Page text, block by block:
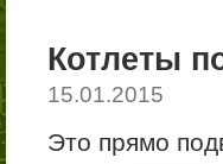
Котлеты
15.01.2015
Это прямо